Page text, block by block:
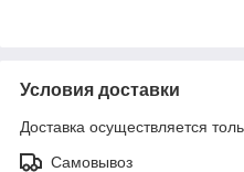
Условия доставки
Доставка осуществляется
Самовывоз